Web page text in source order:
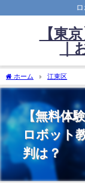
【東
｜
ホーム 江東区
【無料体
ロボット
判は？